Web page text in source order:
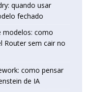
quando usar
fechado
modelos: como
Router sem cair no
como pensar
de IA